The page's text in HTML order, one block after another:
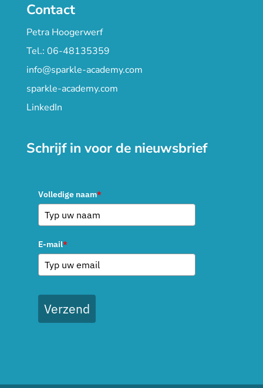
Contact
Petra Hoogerwerf
Tel.: 06-48135359
info@sparkle-academy.com
sparkle-academy.com
LinkedIn
Schrijf in voor de nieuwsbrief
Volledige naam*
E-mail*
Verzend